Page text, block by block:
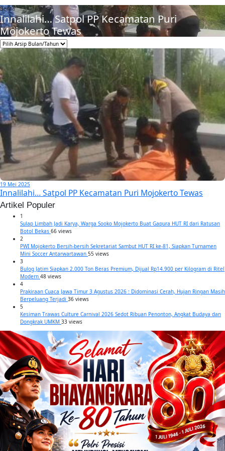
Berita
Innalilahi… Satpol PP Kecamatan Puri
Mojokerto Tewas
19 Mei 2025
Innalilahi… Satpol PP Kecamatan Puri Mojokerto Tewas
Artikel Populer
1
Sulap Limbah Jadi Karya, Warga Sooko Mojokerto Buat Gapura HUT RI dari Ratusan
Botol Bekas 66 views
2
PWI Mojokerto Bersih-bersih Sekretariat Sambut HUT RI ke-81, Siapkan Turnamen
Mini Soccer Antarwartawan 55 views
3
Bulog Jatim Siapkan 2.000 Ton Beras Premium, Dijual Rp14.900 per Kilogram di Ritel
Modern 48 views
4
Prakiraan Cuaca Jawa Timur 3 Agustus 2026 : Didominasi Cerah, Hujan Ringan Masih
Berpeluang Terjadi 36 views
5
Kesiman Trawas Culture Carnival 2026 Sedot Ribuan Penonton, Angkat Budaya dan
Dongkrak UMKM 33 views